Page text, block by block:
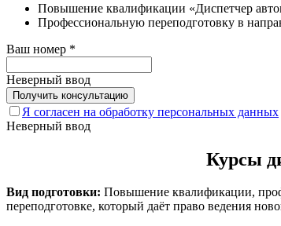
Повышение квалификации «Диспетчер
Профессиональную переподготовку в
Ваш номер *
Неверный ввод
Я согласен на обработку персональных данных
Неверный ввод
Курсы
Вид подготовки: Повышение квалификации,
переподготовке, который даёт право ведения